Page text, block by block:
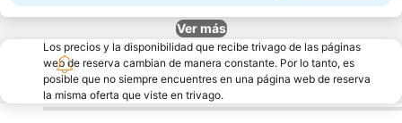
Ver más
Los precios y la disponibilidad que recibe trivago de las páginas
web de reserva cambian de manera constante. Por lo tanto, es
posible que no siempre encuentres en una página web de reserva
la misma oferta que viste en trivago.